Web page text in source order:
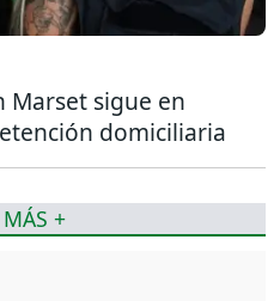
Marset sigue en
domiciliaria
+